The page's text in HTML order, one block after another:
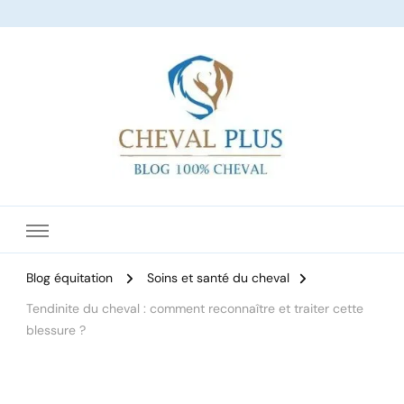
Blog équitation
Soins et santé du cheval
Tendinite du cheval : comment reconnaître et traiter cette
blessure ?